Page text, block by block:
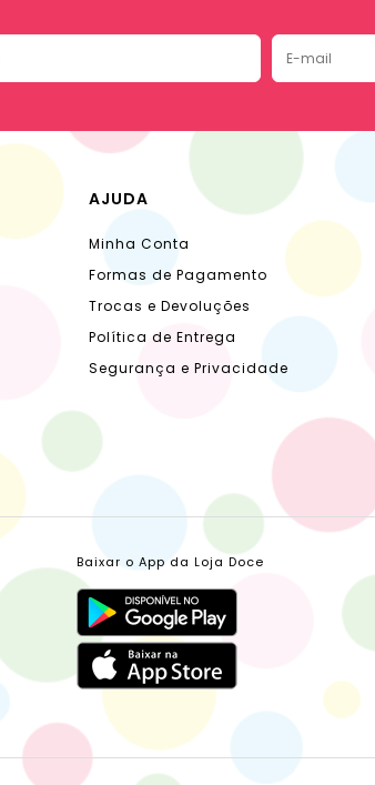
AJUDA
Minha Conta
Formas de Pagamento
Trocas e Devoluções
Política de Entrega
Segurança e Privacidade
Baixar o App da Loja Doce